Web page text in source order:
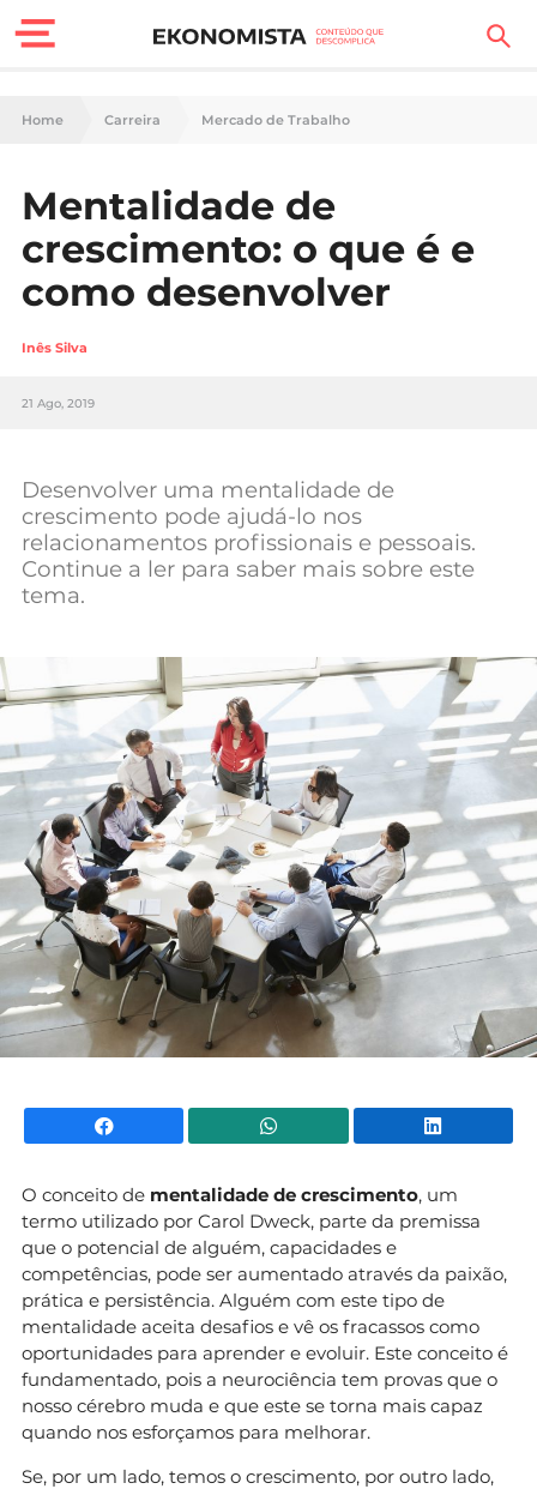
Finanças Pessoais
Carreira
Casa
Lifestyle
Sociedade
Negócios
Mundial 2026
Home Carreira Mercado de Trabalho
Mentalidade de
crescimento: o que é e
como desenvolver
Inês Silva
21 Ago, 2019
Desenvolver uma mentalidade de
crescimento pode ajudá-lo nos
relacionamentos profissionais e pessoais.
Continue a ler para saber mais sobre este
tema.
Facebook WhatsApp
O conceito de mentalidade de crescimento, um
termo utilizado por Carol Dweck, parte da premissa
que o potencial de alguém, capacidades e
competências, pode ser aumentado através da paixão,
prática e persistência. Alguém com este tipo de
mentalidade aceita desafios e vê os fracassos como
oportunidades para aprender e evoluir. Este conceito é
fundamentado, pois a neurociência tem provas que o
nosso cérebro muda e que este se torna mais capaz
quando nos esforçamos para melhorar.
Se, por um lado, temos o crescimento, por outro lado,